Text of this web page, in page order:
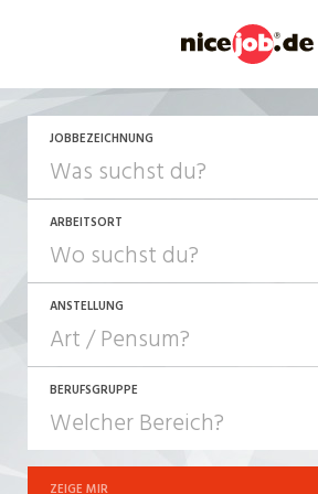
JOBBEZEICHNUNG
ARBEITSORT
ANSTELLUNG
JOB-TYP
Festanstellung
BERUFSGRUPPE
ZEIGE MIR